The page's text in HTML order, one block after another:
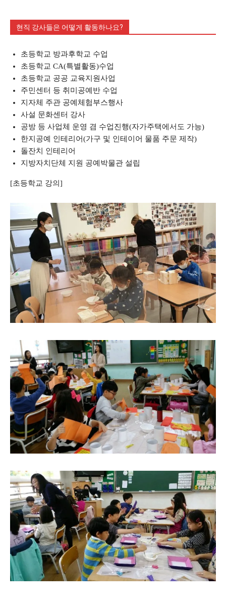
현직 강사들은 어떻게 활동하나요?
초등학교 방과후학교 수업
초등학교 CA(특별활동)수업
초등학교 공공 교육지원사업
주민센터 등 취미공예반 수업
지자체 주관 공예체험부스행사
사설 문화센터 강사
공방 등 사업체 운영 겸 수업진행(자가주택에서도 가능)
한지공예 인테리어(가구 및 인테이어 물품 주문 제작)
돌잔치 인테리어
지방자치단체 지원 공예박물관 설립
[초등학교 강의]